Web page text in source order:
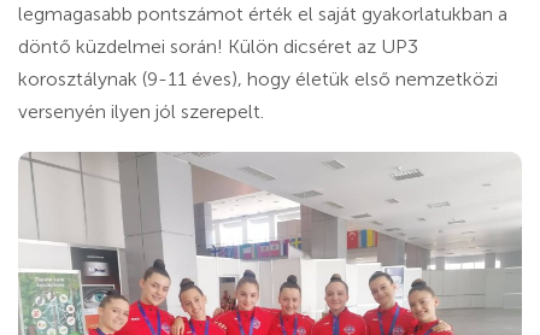
legmagasabb pontszámot érték el saját gyakorlatukban a
döntő küzdelmei során! Külön dicséret az UP3
korosztálynak (9-11 éves), hogy életük első nemzetközi
versenyén ilyen jól szerepelt.